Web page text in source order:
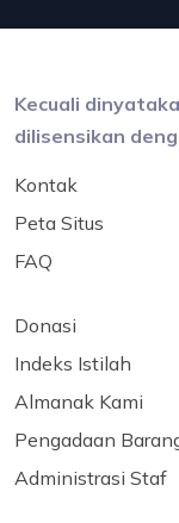
Kecuali
dilisensikan
Kontak
Peta Situs
FAQ
Donasi
Indeks Istilah
Almanak Kami
Pengadaan
Administrasi Staf